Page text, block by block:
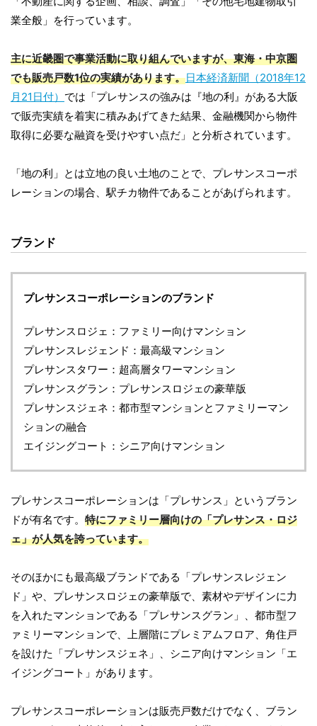
業全般」を行っています。
主に近畿圏で事業活動に取り組んでいますが、東海・中京圏
でも販売戸数1位の実績があります。日本経済新聞（2018年12
月21日付） では「プレサンスの強みは『地の利』がある大阪
で販売実績を着実に積みあげてきた結果、金融機関から物件
取得に必要な融資を受けやすい点だ」と分析されています。
「地の利」とは立地の良い土地のことで、プレサンスコーポ
レーションの場合、駅チカ物件であることがあげられます。
ブランド
プレサンスコーポレーションのブランド
プレサンスロジェ：ファミリー向けマンション
プレサンスレジェンド：最高級マンション
プレサンスタワー：超高層タワーマンション
プレサンスグラン：プレサンスロジェの豪華版
プレサンスジェネ：都市型マンションとファミリーマン
ションの融合
エイジングコート：シニア向けマンション
プレサンスコーポレーションは「プレサンス」というブラン
ドが有名です。 特にファミリー層向けの「プレサンス・ロジ
ェ」が人気を誇っています。
そのほかにも最高級ブランドである「プレサンスレジェン
ド」や、プレサンスロジェの豪華版で、素材やデザインに力
を入れたマンションである「プレサンスグラン」、都市型フ
ァミリーマンションで、上層階にプレミアムフロア、角住戸
を設けた「プレサンスジェネ」、シニア向けマンション「エ
イジングコート」があります。
プレサンスコーポレーションは販売戸数だけでなく、ブラン